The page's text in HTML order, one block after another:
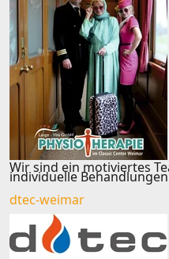
Wir sind ein motiviertes
individuelle
dtec-weimar